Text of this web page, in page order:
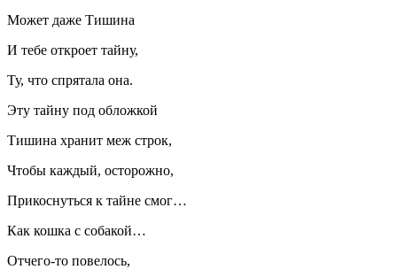
Может даже Тишина
И тебе откроет тайну,
Ту, что спрятала она.
Эту тайну под обложкой
Тишина хранит меж строк,
Чтобы каждый, осторожно,
Прикоснуться к тайне смог…
Как кошка с собакой…
Отчего-то повелось,